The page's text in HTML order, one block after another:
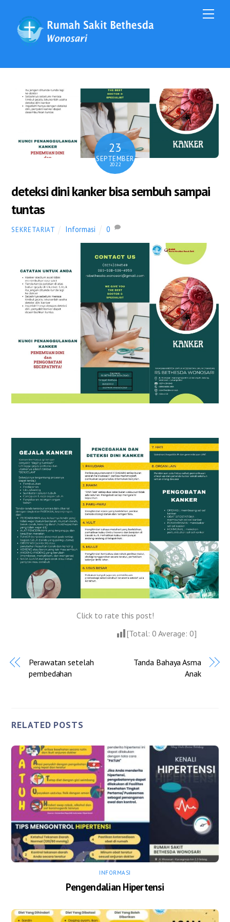
M
e
23
SEPTEMBER
2022
deteksi dini kanker bisa sembuh sampai
tuntas
SEKRETARIAT Informasi 0
Click to rate this post!
[Total: 0 Average: 0]
Perawatan setelah
pembedahan
Tanda Bahaya Asma
Anak
RELATED POSTS
INFORMASI
Pengendalian Hipertensi